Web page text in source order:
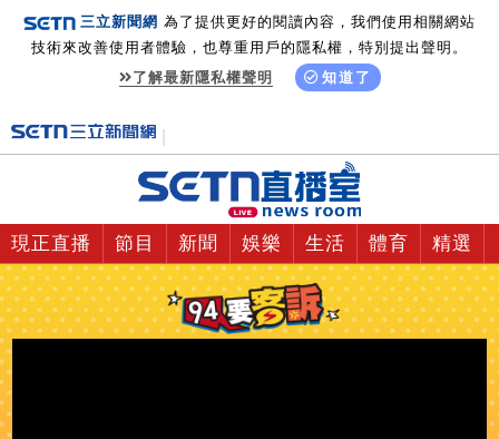
三立新聞網 為了提供更好的閱讀內容，我們使用相關網站
技術來改善使用者體驗，也尊重用戶的隱私權，特別提出聲明。
了解最新隱私權聲明
知道了
現正直播 節目 新聞 娛樂 生活 體育 精選